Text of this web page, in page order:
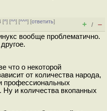
[^] [^^] [^^^] [ответить]
+ / –
вообще проблематично.
что о некоторой
от количества народа,
профессиональных
Ну и количества вкопанных